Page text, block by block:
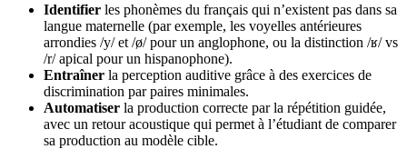
Identifier les phonèmes du français qui n’existent pas dans sa
langue maternelle (par exemple, les voyelles antérieures
arrondies /y/ et /ø/ pour un anglophone, ou la distinction /ʁ/ vs
/r/ apical pour un hispanophone).
Entraîner la perception auditive grâce à des exercices de
discrimination par paires minimales.
Automatiser la production correcte par la répétition guidée,
avec un retour acoustique qui permet à l’étudiant de comparer
sa production au modèle cible.